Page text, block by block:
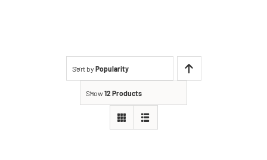
Sort by Popularity
Show12 Products